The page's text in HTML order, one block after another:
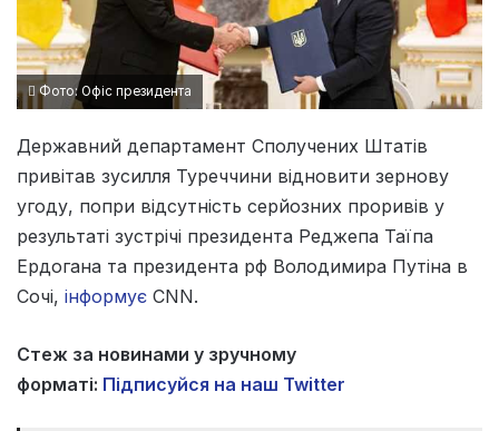
Фото: Офіс президента
Державний департамент Сполучених Штатів
привітав зусилля Туреччини відновити зернову
угоду, попри відсутність серйозних проривів у
результаті зустрічі президента Реджепа Таїпа
Ердогана та президента рф Володимира Путіна в
Сочі, інформує CNN.
Стеж за новинами у зручному
форматі: Підписуйся на наш Twitter